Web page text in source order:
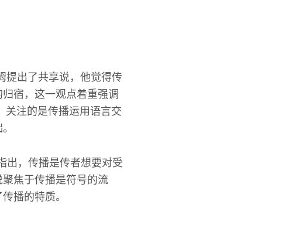
提出了共享说，他觉得传
宿，这一观点着重强调
关注的是传播运用语言交
出，传播是传者想要对受
焦于传播是符号的流
播的特质。